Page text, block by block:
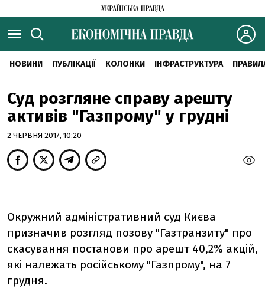
НОВИНИ ПУБЛІКАЦІЇ КОЛОНКИ ІНФРАСТРУКТУРА
Суд розгляне справу арешту
активів "Газпрому" у грудні
2 ЧЕРВНЯ 2017, 10:20
Окружний адміністративний суд Києва
призначив розгляд позову "Газтранзиту" про
скасування постанови про арешт 40,2% акцій,
які належать російському "Газпрому", на 7
грудня.